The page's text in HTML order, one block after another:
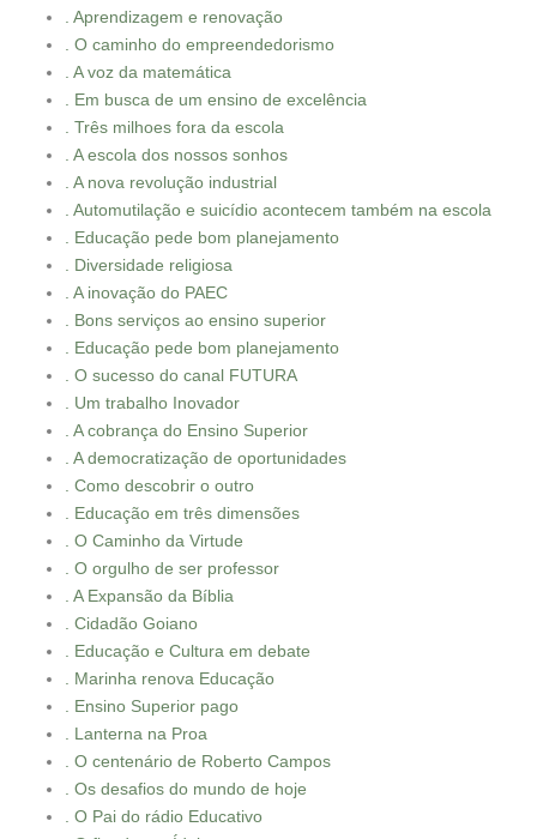
. Aprendizagem e renovação
. O caminho do empreendedorismo
. A voz da matemática
. Em busca de um ensino de excelência
. Três milhoes fora da escola
. A escola dos nossos sonhos
. A nova revolução industrial
. Automutilação e suicídio acontecem também na escola
. Educação pede bom planejamento
. Diversidade religiosa
. A inovação do PAEC
. Bons serviços ao ensino superior
. Educação pede bom planejamento
. O sucesso do canal FUTURA
. Um trabalho Inovador
. A cobrança do Ensino Superior
. A democratização de oportunidades
. Como descobrir o outro
. Educação em três dimensões
. O Caminho da Virtude
. O orgulho de ser professor
. A Expansão da Bíblia
. Cidadão Goiano
. Educação e Cultura em debate
. Marinha renova Educação
. Ensino Superior pago
. Lanterna na Proa
. O centenário de Roberto Campos
. Os desafios do mundo de hoje
. O Pai do rádio Educativo